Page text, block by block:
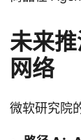
未来
网络
微软研究院